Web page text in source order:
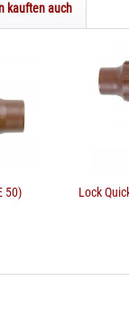
kauften auch
50) Lock